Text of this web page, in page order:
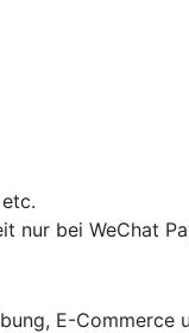
nur bei WeChat
E-